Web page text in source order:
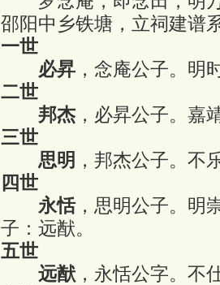
邵阳中乡铁塘，立祠建谱
一世
必昇 ，念庵公子。明
二世
邦杰 ，必昇公子。嘉
三世
思明 ，邦杰公子。不
四世
永恬，思明公子。明
子：远猷。
五世
远猷 ，永恬公字。不